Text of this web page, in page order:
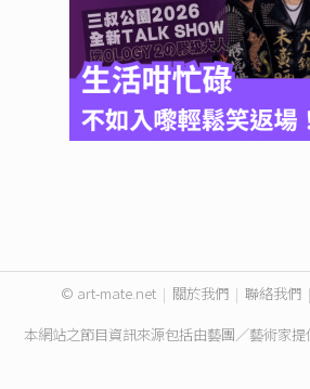
© art-mate.net | 關於我們 | 聯絡我們 |
本網站之節目資訊來源包括由藝團／藝術家